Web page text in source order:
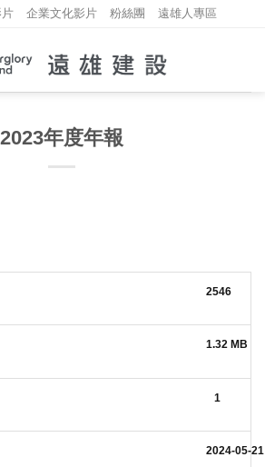
企業文化影片 粉絲團 遠雄人專區
2023年度年報
2546
1.32 MB
1
2024-05-21